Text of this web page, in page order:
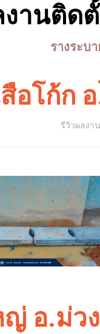
งานติด
รางระบ
อโก้ก
รีวิวผลงา
อ.ม่ว